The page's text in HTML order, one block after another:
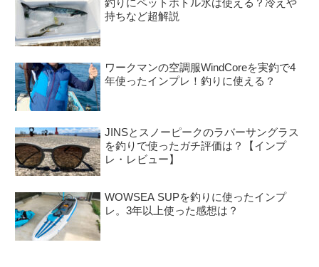
釣りにペットボトル氷は使える？冷えや
持ちなど超解説
ワークマンの空調服WindCoreを実釣で4
年使ったインプレ！釣りに使える？
JINSとスノーピークのラバーサングラス
を釣りで使ったガチ評価は？【インプ
レ・レビュー】
WOWSEA SUPを釣りに使ったインプ
レ。3年以上使った感想は？